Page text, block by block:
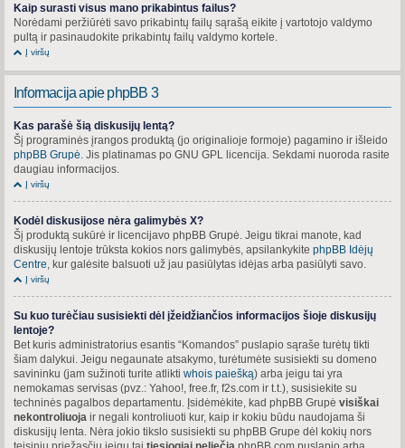
Kaip surasti visus mano prikabintus failus?
Norėdami peržiūrėti savo prikabintų failų sąrašą eikite į vartotojo valdymo
pultą ir pasinaudokite prikabintų failų valdymo kortele.
Į viršų
Informacija apie phpBB 3
Kas parašė šią diskusijų lentą?
Šį programinės įrangos produktą (jo originalioje formoje) pagamino ir išleido
phpBB Grupė . Jis platinamas po GNU GPL licencija. Sekdami nuoroda rasite
daugiau informacijos.
Į viršų
Kodėl diskusijose nėra galimybės X?
Šį produktą sukūrė ir licencijavo phpBB Grupė. Jeigu tikrai manote, kad
diskusijų lentoje trūksta kokios nors galimybės, apsilankykite phpBB Idėjų
Centre , kur galėsite balsuoti už jau pasiūlytas idėjas arba pasiūlyti savo.
Į viršų
Su kuo turėčiau susisiekti dėl įžeidžiančios informacijos šioje diskusijų
lentoje?
Bet kuris administratorius esantis “Komandos” puslapio sąraše turėtų tikti
šiam dalykui. Jeigu negaunate atsakymo, turėtumėte susisiekti su domeno
savininku (jam sužinoti turite atlikti whois paiešką) arba jeigu tai yra
nemokamas servisas (pvz.: Yahoo!, free.fr, f2s.com ir t.t.), susisiekite su
techninės pagalbos departamentu. Įsidėmėkite, kad phpBB Grupė visiškai
nekontroliuoja ir negali kontroliuoti kur, kaip ir kokiu būdu naudojama ši
diskusijų lenta. Nėra jokio tikslo susisiekti su phpBB Grupe dėl kokių nors